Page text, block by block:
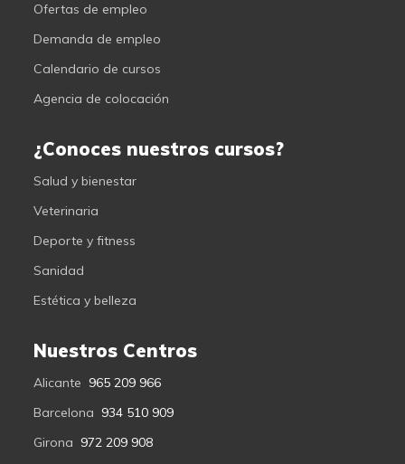
Ofertas de empleo
Demanda de empleo
Calendario de cursos
Agencia de colocación
¿Conoces nuestros cursos?
Salud y bienestar
Veterinaria
Deporte y fitness
Sanidad
Estética y belleza
Nuestros Centros
Alicante 965 209 966
Barcelona 934 510 909
Girona 972 209 908